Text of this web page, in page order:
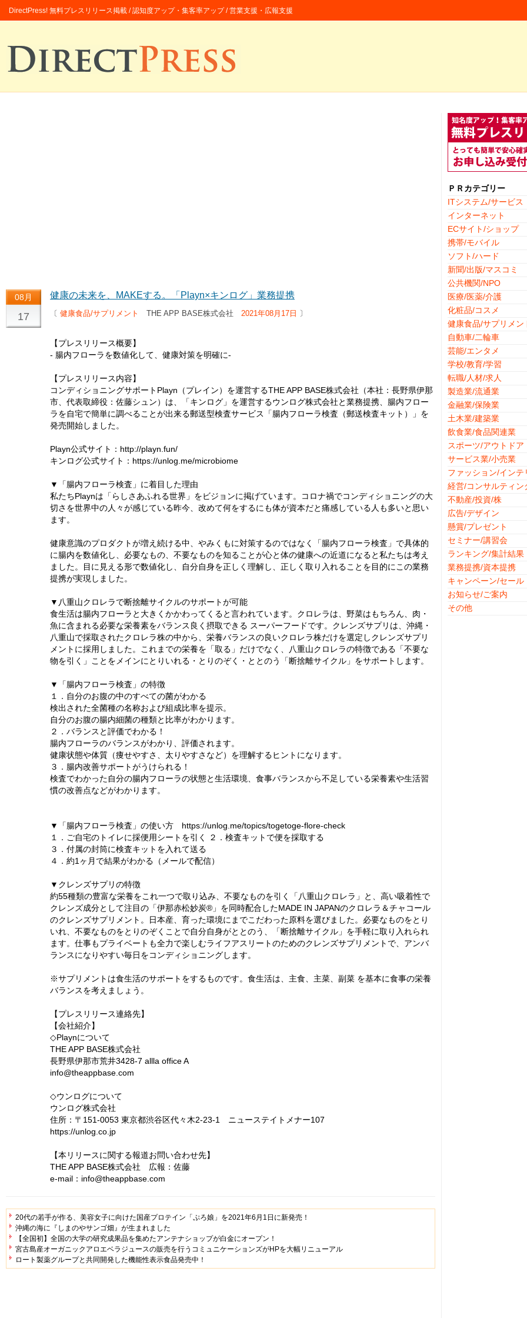
DirectPress! 無料プレスリリース掲載 / 認知度アップ・集客率アップ / 営業支援・広報支援
08月
17
健康の未来を、MAKEする。「Playn×キンログ」業務提携
〔 健康食品/サプリメント THE APP BASE株式会社 2021年08月17日 〕
【プレスリリース概要】
- 腸内フローラを数値化して、健康対策を明確に-
【プレスリリース内容】
コンディショニングサポートPlayn（プレイン）を運営するTHE APP BASE株式会社（本社：長野県伊那
市、代表取締役：佐藤シュン）は、「キンログ」を運営するウンログ株式会社と業務提携、腸内フロー
ラを自宅で簡単に調べることが出来る郵送型検査サービス「腸内フローラ検査（郵送検査キット）」を
発売開始しました。
Playn公式サイト：http://playn.fun/
キンログ公式サイト：https://unlog.me/microbiome
▼「腸内フローラ検査」に着目した理由
私たちPlaynは「らしさあふれる世界」をビジョンに掲げています。コロナ禍でコンディショニングの大
切さを世界中の人々が感じている昨今、改めて何をするにも体が資本だと痛感している人も多いと思い
ます。
健康意識のプロダクトが増え続ける中、やみくもに対策するのではなく「腸内フローラ検査」で具体的
に腸内を数値化し、必要なもの、不要なものを知ることが心と体の健康への近道になると私たちは考え
ました。目に見える形で数値化し、自分自身を正しく理解し、正しく取り入れることを目的にこの業務
提携が実現しました。
▼八重山クロレラで断捨離サイクルのサポートが可能
食生活は腸内フローラと大きくかかわってくると言われています。クロレラは、野菜はもちろん、肉・
魚に含まれる必要な栄養素をバランス良く摂取できる スーパーフードです。クレンズサプリは、沖縄・
八重山で採取されたクロレラ株の中から、栄養バランスの良いクロレラ株だけを選定しクレンズサプリ
メントに採用しました。これまでの栄養を「取る」だけでなく、八重山クロレラの特徴である「不要な
物を引く」ことをメインにとりいれる・とりのぞく・ととのう「断捨離サイクル」をサポートします。
▼「腸内フローラ検査」の特徴
１．自分のお腹の中のすべての菌がわかる
検出された全菌種の名称および組成比率を提示。
自分のお腹の腸内細菌の種類と比率がわかります。
２．バランスと評価でわかる！
腸内フローラのバランスがわかり、評価されます。
健康状態や体質（痩せやすさ、太りやすさなど）を理解するヒントになります。
３．腸内改善サポートがうけられる！
検査でわかった自分の腸内フローラの状態と生活環境、食事バランスから不足している栄養素や生活習
慣の改善点などがわかります。
▼「腸内フローラ検査」の使い方 https://unlog.me/topics/togetoge-flore-check
１．ご自宅のトイレに採便用シートを引く ２．検査キットで便を採取する
３．付属の封筒に検査キットを入れて送る
４．約1ヶ月で結果がわかる（メールで配信）
▼クレンズサプリの特徴
約55種類の豊富な栄養をこれ一つで取り込み、不要なものを引く「八重山クロレラ」と、高い吸着性で
クレンズ成分として注目の「伊那赤松妙炭®」を同時配合したMADE IN JAPANのクロレラ＆チャコール
のクレンズサプリメント。日本産、育った環境にまでこだわった原料を選びました。必要なものをとり
いれ、不要なものをとりのぞくことで自分自身がととのう、「断捨離サイクル」を手軽に取り入れられ
ます。仕事もプライベートも全力で楽しむライフアスリートのためのクレンズサプリメントで、アンバ
ランスになりやすい毎日をコンディショニングします。
※サプリメントは食生活のサポートをするものです。食生活は、主食、主菜、副菜 を基本に食事の栄養
バランスを考えましょう。
【プレスリリース連絡先】
【会社紹介】
◇Playnについて
THE APP BASE株式会社
長野県伊那市荒井3428-7 allla office A
info@theappbase.com
◇ウンログについて
ウンログ株式会社
住所：〒151-0053 東京都渋谷区代々木2-23-1 ニューステイトメナー107
https://unlog.co.jp
【本リリースに関する報道お問い合わせ先】
THE APP BASE株式会社 広報：佐藤
e-mail：info@theappbase.com
20代の若手が作る、美容女子に向けた国産プロテイン「ぷろ娘」を2021年6月1日に新発売！
沖縄の海に『しまのやサンゴ畑』が生まれました
【全国初】全国の大学の研究成果品を集めたアンテナショップが白金にオープン！
宮古島産オーガニックアロエベラジュースの販売を行うコミュニケーションズがHPを大幅リニューアル
ロート製薬グループと共同開発した機能性表示食品発売中！
ＰＲカテゴリー
ITシステム/サービス
インターネット
ECサイト/ショップ
携帯/モバイル
ソフト/ハード
新聞/出版/マスコミ
公共機関/NPO
医療/医薬/介護
化粧品/コスメ
健康食品/サプリメン
自動車/二輪車
芸能/エンタメ
学校/教育/学習
転職/人材/求人
製造業/流通業
金融業/保険業
土木業/建築業
飲食業/食品関連業
スポーツ/アウトドア
サービス業/小売業
ファッション/インテ
経営/コンサルティン
不動産/投資/株
広告/デザイン
懸賞/プレゼント
セミナー/講習会
ランキング/集計結果
業務提携/資本提携
キャンペーン/セール
お知らせ/ご案内
その他